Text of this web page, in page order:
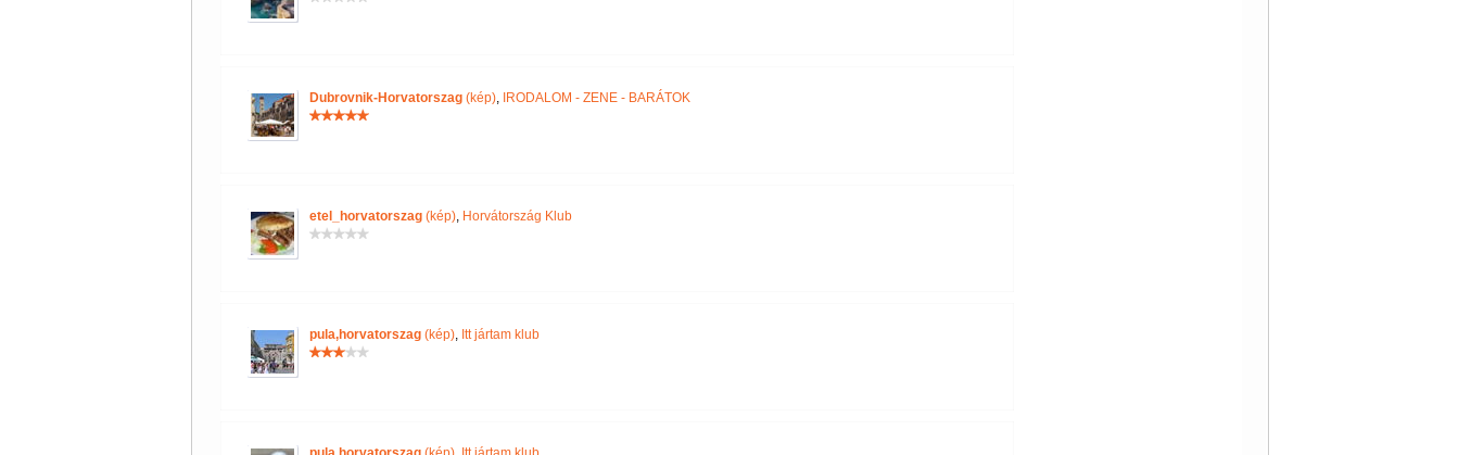
Dubrovnik-Horvatorszag(kép), IRODALOM - ZENE - BARÁTOK
etel_horvatorszag(kép), Horvátország Klub
pula,horvatorszag(kép), Itt jártam klub